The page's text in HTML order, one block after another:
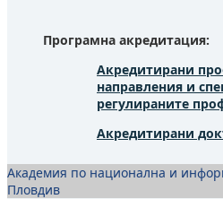
Програмна акредитация:
Акредитирани
направления и
регулираните
Акредитирани
Академия по национална и
Пловдив